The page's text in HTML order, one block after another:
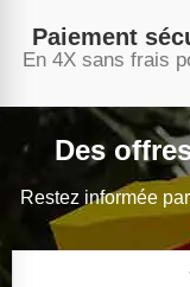
Paiement
En 4X sans frais
Des
Restez informée